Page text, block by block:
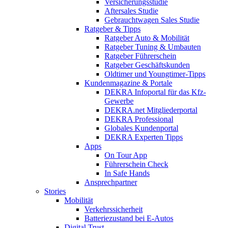
Aftersales Studie
Gebrauchtwagen Sales Studie
Ratgeber & Tipps
Ratgeber Auto & Mobilität
Ratgeber Tuning & Umbauten
Ratgeber Führerschein
Ratgeber Geschäftskunden
Oldtimer und Youngtimer-Tipps
Kundenmagazine & Portale
DEKRA Infoportal für das Kfz-
Gewerbe
DEKRA.net Mitgliederportal
DEKRA Professional
Globales Kundenportal
DEKRA Experten Tipps
Apps
On Tour App
Führerschein Check
In Safe Hands
Ansprechpartner
Stories
Mobilität
Verkehrssicherheit
Batteriezustand bei E-Autos